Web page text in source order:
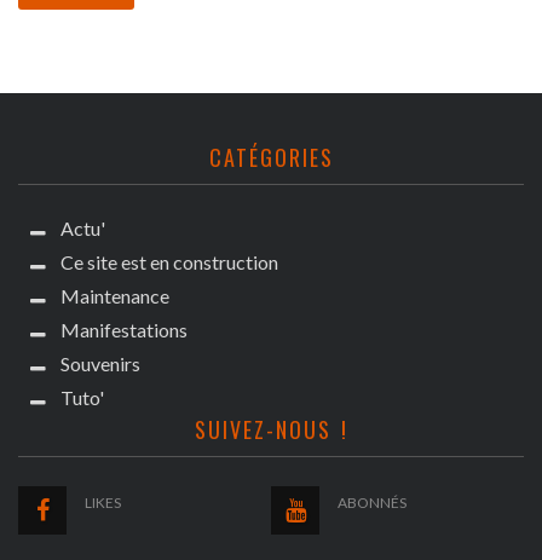
CATÉGORIES
Actu'
Ce site est en construction
Maintenance
Manifestations
Souvenirs
Tuto'
SUIVEZ-NOUS !
LIKES ABONNÉS